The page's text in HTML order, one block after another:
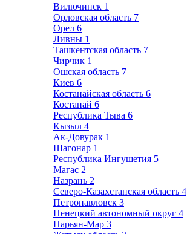
Вилючинск 1
Орловская область 7
Орел 6
Ливны 1
Ташкентская область 7
Чирчик 1
Ошская область 7
Киев 6
Костанайская область 6
Костанай 6
Республика Тыва 6
Кызыл 4
Ак-Довурак 1
Шагонар 1
Республика Ингушетия 5
Магас 2
Назрань 2
Северо-Казахстанская область 4
Петропавловск 3
Ненецкий автономный округ 4
Нарьян-Мар 3